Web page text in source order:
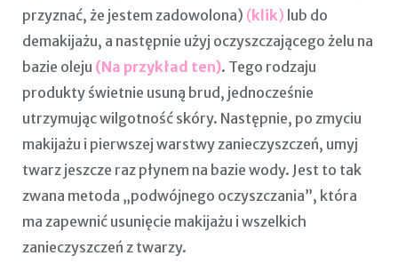
przyznać, że jestem zadowolona) (klik) lub do
demakijażu, a następnie użyj oczyszczającego żelu na
bazie oleju (Na przykład ten). Tego rodzaju
produkty świetnie usuną brud, jednocześnie
utrzymując wilgotność skóry. Następnie, po zmyciu
makijażu i pierwszej warstwy zanieczyszczeń, umyj
twarz jeszcze raz płynem na bazie wody. Jest to tak
zwana metoda „podwójnego oczyszczania”, która
ma zapewnić usunięcie makijażu i wszelkich
zanieczyszczeń z twarzy.